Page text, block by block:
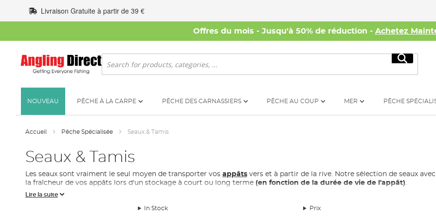
au
contenu
Livraison Gratuite à partir de 39 €
Offres du mois - Jusqu'à 50% de réduction - Achetez
Rechercher
NOUVEAU PÊCHE À LA CARPE PÊCHE DES CARNASSIERS PÊCHE AU COUP MER PÊCHE
Accueil Pêche Spécialisée Seaux & Tamis
Seaux & Tamis
Les seaux sont vraiment le seul moyen de transporter vos appâts vers et à partir de la rive. Notre sélection de seaux
la fraîcheur de vos appâts lors d'un stockage à court ou long terme (en fonction de la durée de vie de l'appât).
Lire la suite
In Stock Prix